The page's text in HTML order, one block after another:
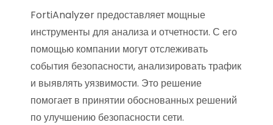
FortiAnalyzer предоставляет мощные
инструменты для анализа и отчетности. С его
помощью компании могут отслеживать
события безопасности, анализировать трафик
и выявлять уязвимости. Это решение
помогает в принятии обоснованных решений
по улучшению безопасности сети.